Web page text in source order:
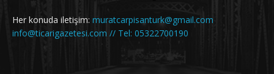
Her konuda iletişim: muratcarpisanturk@gmail.com
info@ticarigazetesi.com // Tel: 05322700190